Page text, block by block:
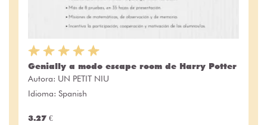
Genially a modo escape room de Harry Potter
Autora: UN PETIT NIU
Idioma: Spanish
3.27 €